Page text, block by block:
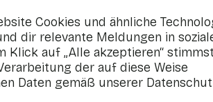
Cookies und ähnliche
dir relevante Meldungen in
Klick auf „Alle akzeptieren“
der auf diese Weise
Daten gemäß unserer